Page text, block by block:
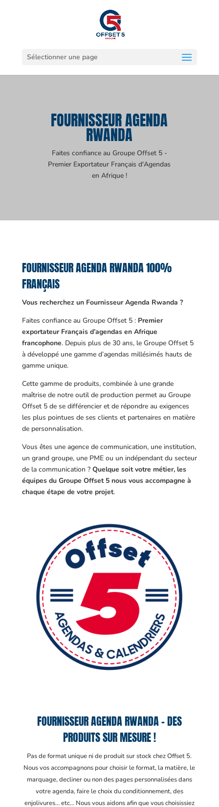
Sélectionner une page
FOURNISSEUR AGENDA
RWANDA
Faites confiance au Groupe Offset 5 -
Premier Exportateur Français d'Agendas
en Afrique !
FOURNISSEUR AGENDA RWANDA 100%
FRANÇAIS
Vous recherchez un Fournisseur Agenda Rwanda ?
Faites confiance au Groupe Offset 5 : Premier
exportateur Français d’agendas en Afrique
francophone. Depuis plus de 30 ans, le Groupe Offset 5
à développé une gamme d’agendas millésimés hauts de
gamme unique.
Cette gamme de produits, combinée à une grande
maîtrise de notre outil de production permet au Groupe
Offset 5 de se différencier et de répondre au exigences
les plus pointues de ses clients et partenaires en matière
de personnalisation.
Vous êtes une agence de communication, une institution,
un grand groupe, une PME ou un indépendant du secteur
de la communication ? Quelque soit votre métier, les
équipes du Groupe Offset 5 nous vous accompagne à
chaque étape de votre projet.
FOURNISSEUR AGENDA RWANDA – DES
PRODUITS SUR MESURE !
Pas de format unique ni de produit sur stock chez Offset 5.
Nous vos accompagnons pour choisir le format, la matière, le
marquage, decliner ou non des pages personnalisées dans
votre agenda, faire le choix du conditionnement, des
enjolivures… etc… Nous vous aidons afin que vous choisissiez